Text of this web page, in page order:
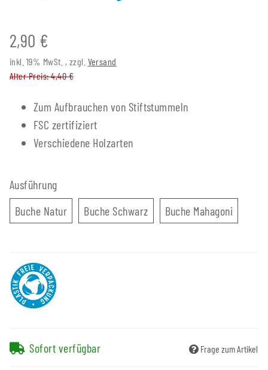
2,90 €
inkl. 19% MwSt. , zzgl. Versand
Alter Preis: 4,40 €
Zum Aufbrauchen von Stiftstummeln
FSC zertifiziert
Verschiedene Holzarten
Ausführung
Buche NaturBuche Natur
Buche SchwarzBuche Schwarz
Buche Mahagoni
Sofort verfügbar Frage zum Artikel